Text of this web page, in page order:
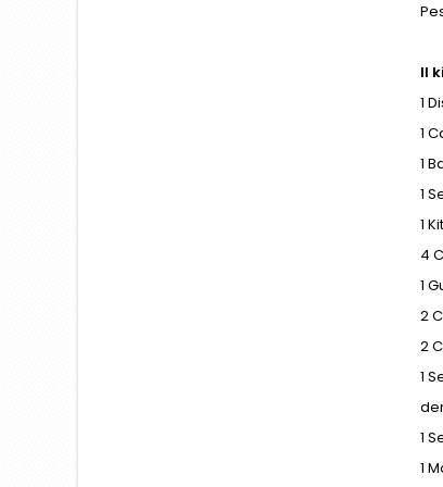
Il
1
1
1
1
1
4
1
2
2
1
1
1